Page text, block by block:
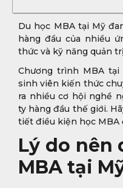
Du học MBA tại Mỹ
hàng đầu của nhiều
thức và kỹ năng quản
Chương trình MBA
sinh viên kiến thức
ra nhiều cơ hội nghề
ty hàng đầu thế giới.
tiết điều kiện học MBA
Lý do nên
MBA tại